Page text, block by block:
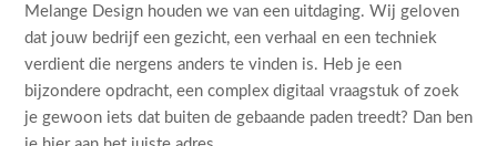
Melange Design houden we van een uitdaging. Wij geloven
dat jouw bedrijf een gezicht, een verhaal en een techniek
verdient die nergens anders te vinden is. Heb je een
bijzondere opdracht, een complex digitaal vraagstuk of zoek
je gewoon iets dat buiten de gebaande paden treedt? Dan ben